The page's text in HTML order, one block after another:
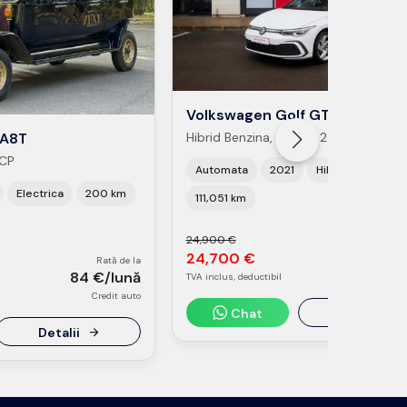
Electrica 200 km
Rată de la
84 €/lună
Credit auto
Detalii
Volkswagen Golf GTE
Hibrid Benzina, putere 245 CP
Automata 2021
Hibrid Benzina
111,051 km
24,900 €
24,700 €
TVA inclus, deductibil
Chat